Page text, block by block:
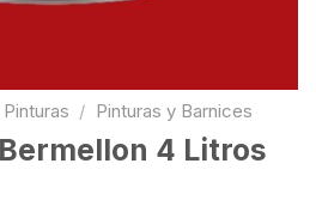
Pinturas / Pinturas y Barnices
4 Litros